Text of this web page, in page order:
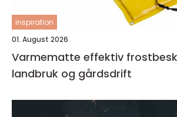
inspiration
01. August 2026
Varmematte effektiv frostbeskyttelse for
landbruk og gårdsdrift